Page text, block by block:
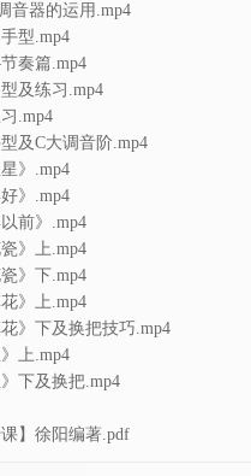
音器的运用.mp4
型.mp4
奏篇.mp4
及练习.mp4
.mp4
及C大调音阶.mp4
》.mp4
》.mp4
前》.mp4
》上.mp4
》下.mp4
》上.mp4
》下及换把技巧.mp4
上.mp4
下及换把.mp4
】徐阳编著.pdf